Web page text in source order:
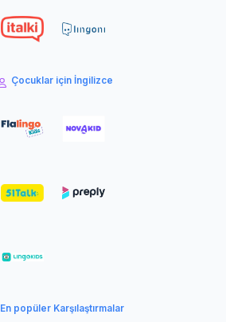
Çocuklar için İngilizce
En popüler Karşılaştırmalar